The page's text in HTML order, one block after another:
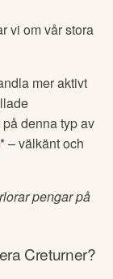
vi om vår stora
mer aktivt
denna typ av
* – välkänt och
pengar på
Creturner?